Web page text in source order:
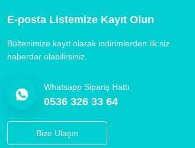
E-posta Listemize Kayıt Olun
Bültenimize kayıt olarak indirimlerden ilk siz
haberdar olabilirsiniz.
Whatsapp Sipariş Hattı
0536 326 33 64
Bize Ulaşın